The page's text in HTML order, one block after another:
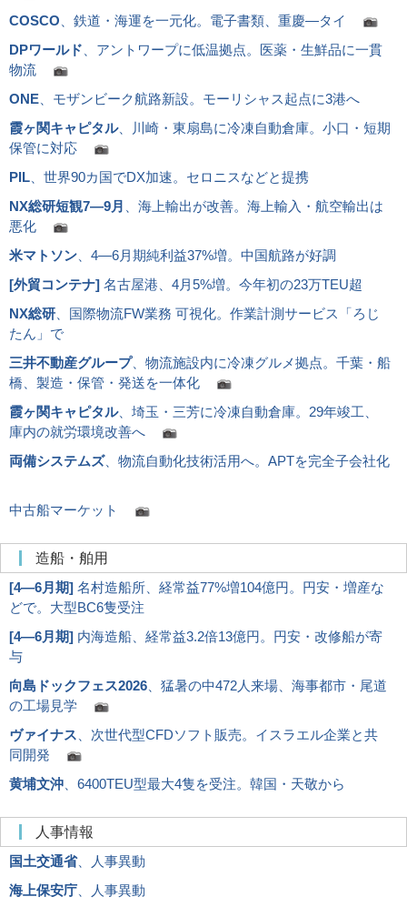
COSCO 、鉄道・海運を一元化。電子書類、重慶―タイ
DPワールド 、アントワープに低温拠点。医薬・生鮮品に一貫
物流
ONE 、モザンビーク航路新設。モーリシャス起点に3港へ
霞ヶ関キャピタル、川崎・東扇島に冷凍自動倉庫。小口・短期
保管に対応
PIL 、世界90カ国でDX加速。セロニスなどと提携
NX総研短観7―9月
、海上輸出が改善。海上輸入・航空輸出は
悪化
米マトソン 、4―6月期純利益37%増。中国航路が好調
[外貿コンテナ] 名古屋港、4月5%増。今年初の23万TEU超
NX総研 、国際物流FW業務 可視化。作業計測サービス「ろじ
たん」で
三井不動産グループ、物流施設内に冷凍グルメ拠点。千葉・船
橋、製造・保管・発送を一体化
霞ヶ関キャピタル、埼玉・三芳に冷凍自動倉庫。29年竣工、
庫内の就労環境改善へ
両備システムズ、物流自動化技術活用へ。APTを完全子会社化
中古船マーケット
造船・舶用
[4―6月期] 名村造船所、経常益77%増104億円。円安・増産な
どで。大型BC6隻受注
[4―6月期] 内海造船、経常益3.2倍13億円。円安・改修船が寄
与
向島ドックフェス2026 、猛暑の中472人来場、海事都市・尾道
の工場見学
ヴァイナス 、次世代型CFDソフト販売。イスラエル企業と共
同開発
黄埔文沖 、6400TEU型最大4隻を受注。韓国・天敬から
人事情報
国土交通省、人事異動
海上保安庁 、人事異動